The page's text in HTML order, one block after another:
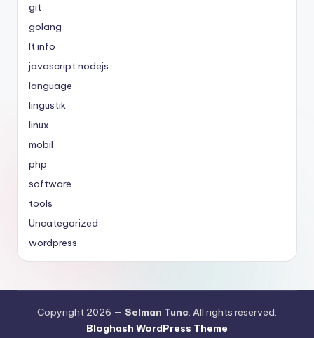
git
golang
It info
javascript nodejs
language
lingustik
linux
mobil
php
software
tools
Uncategorized
wordpress
Copyright 2026 — Selman Tunc. All rights reserved.
Bloghash WordPress Theme